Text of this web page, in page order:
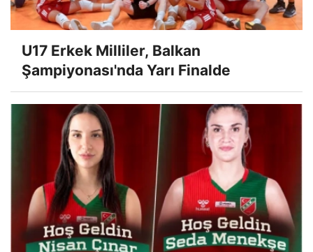
U17 Erkek Milliler, Balkan
Şampiyonası'nda Yarı Finalde